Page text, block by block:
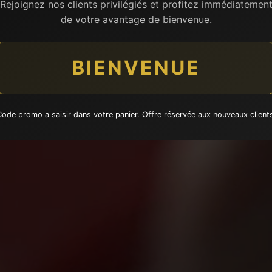
Rejoignez nos clients privilégiés et profitez immédiatement
de votre avantage de bienvenue.
BIENVENUE
promo a saisir dans votre panier. Offre réservée aux nouveaux